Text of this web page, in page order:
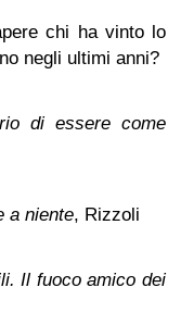
chi ha vinto lo
negli ultimi anni?
di essere come
a niente, Rizzoli
Il fuoco amico dei